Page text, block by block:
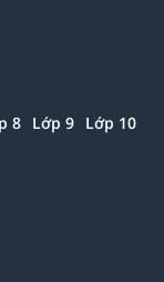
8 Lớp 9 Lớp 10